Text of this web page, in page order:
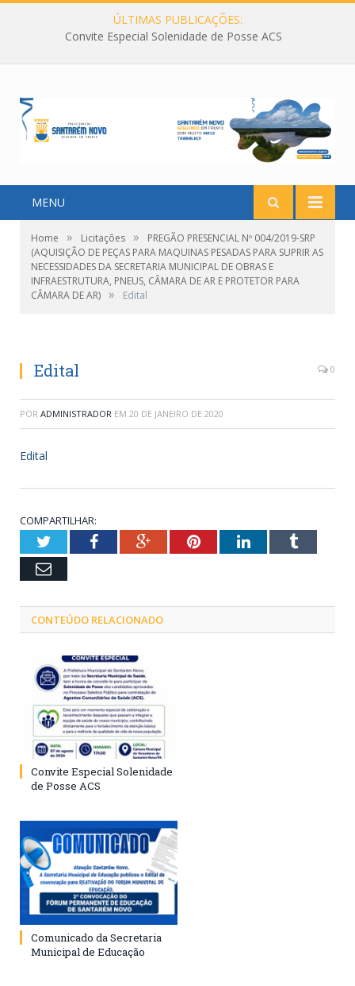
ÚLTIMAS PUBLICAÇÕES:
Convite Especial Solenidade de Posse ACS
MENU
Home » Licitações »
PREGÃO PRESENCIAL Nº 004/2019-SRP
(AQUISIÇÃO DE PEÇAS PARA MAQUINAS PESADAS PARA SUPRIR AS
NECESSIDADES DA SECRETARIA MUNICIPAL DE OBRAS E
INFRAESTRUTURA, PNEUS, CÂMARA DE AR E PROTETOR PARA
CÂMARA DE AR) » Edital
Edital 0
POR ADMINISTRADOR EM 20 DE JANEIRO DE 2020
Edital
COMPARTILHAR:
TwitterFacebookGoogle+PinterestLinkedInTumblr
Email
CONTEÚDO RELACIONADO
Convite Especial Solenidade
de Posse ACS
Comunicado da Secretaria
Municipal de Educação